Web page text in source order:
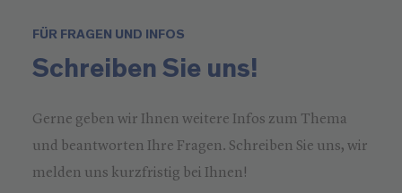
FÜR FRAGEN UND INFOS
Schreiben Sie uns!
Gerne geben wir Ihnen weitere Infos zum Thema
und beantworten Ihre Fragen. Schreiben Sie uns, wir
melden uns kurzfristig bei Ihnen!